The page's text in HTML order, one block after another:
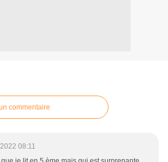
commentaire
08:11